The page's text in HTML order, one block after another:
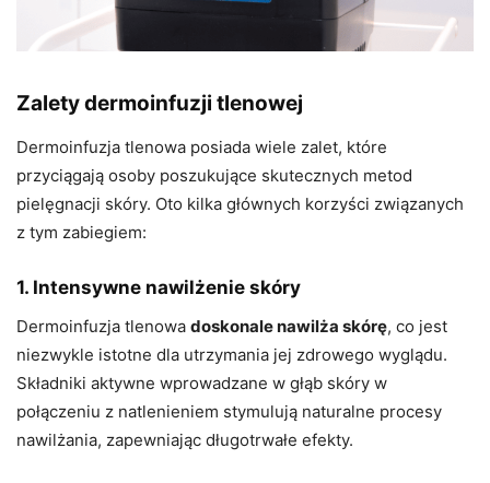
Zalety dermoinfuzji tlenowej
Dermoinfuzja tlenowa posiada wiele zalet, które
przyciągają osoby poszukujące skutecznych metod
pielęgnacji skóry. Oto kilka głównych korzyści związanych
z tym zabiegiem:
1. Intensywne nawilżenie skóry
Dermoinfuzja tlenowa doskonale nawilża skórę, co jest
niezwykle istotne dla utrzymania jej zdrowego wyglądu.
Składniki aktywne wprowadzane w głąb skóry w
połączeniu z natlenieniem stymulują naturalne procesy
nawilżania, zapewniając długotrwałe efekty.